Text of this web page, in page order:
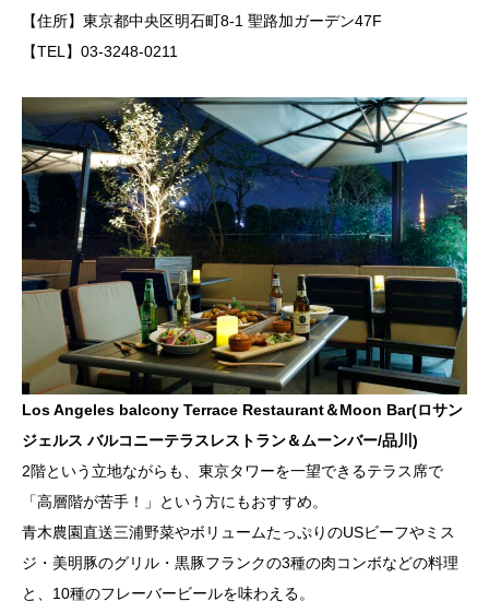
【住所】東京都中央区明石町8-1 聖路加ガーデン47F
【TEL】03-3248-0211
Los Angeles balcony Terrace Restaurant＆Moon Bar(ロサン
ジェルス バルコニーテラスレストラン＆ムーンバー/品川)
2階という立地ながらも、東京タワーを一望できるテラス席で
「高層階が苦手！」という方にもおすすめ。
青木農園直送三浦野菜やボリュームたっぷりのUSビーフやミス
ジ・美明豚のグリル・黒豚フランクの3種の肉コンボなどの料理
と、10種のフレーバービールを味わえる。